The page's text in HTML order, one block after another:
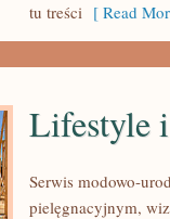
tu treści [ Read
Lifestyle
Serwis modowo-
pielęgnacyjnym,